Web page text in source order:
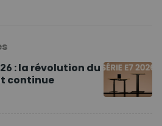
: la révolution du
continue